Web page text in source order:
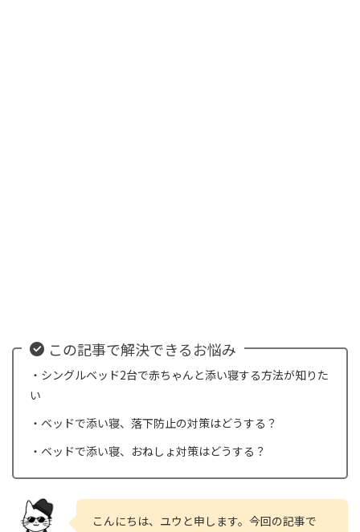
この記事で解決できるお悩み
・シングルベッド2台で赤ちゃんと添い寝する方法が知りた
い
・ベッドで添い寝、落下防止の対策はどうする？
・ベッドで添い寝、おねしょ対策はどうする？
こんにちは、ユウと申します。今回の記事で